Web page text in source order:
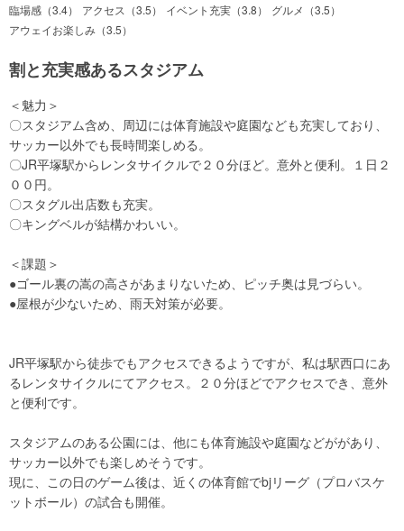
臨場感（3.4） アクセス（3.5） イベント充実（3.8）
グルメ（3.5）
アウェイお楽しみ（3.5）
割と充実感あるスタジアム
＜魅力＞
〇スタジアム含め、周辺には体育施設や庭園なども充実しており、
サッカー以外でも長時間楽しめる。
〇JR平塚駅からレンタサイクルで２０分ほど。意外と便利。１日２
００円。
〇スタグル出店数も充実。
〇キングベルが結構かわいい。
＜課題＞
●ゴール裏の嵩の高さがあまりないため、ピッチ奥は見づらい。
●屋根が少ないため、雨天対策が必要。
JR平塚駅から徒歩でもアクセスできるようですが、私は駅西口にあ
るレンタサイクルにてアクセス。２０分ほどでアクセスでき、意外
と便利です。
スタジアムのある公園には、他にも体育施設や庭園などががあり、
サッカー以外でも楽しめそうです。
現に、この日のゲーム後は、近くの体育館でbjリーグ（プロバスケ
ットボール）の試合も開催。